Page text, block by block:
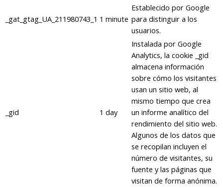
_gat_gtag_UA_211980743_1 1 minute
Establecido por Google
para distinguir a los
usuarios.
_gid 1 day
Instalada por Google
Analytics, la cookie _gid
almacena información
sobre cómo los visitantes
usan un sitio web, al
mismo tiempo que crea
un informe analítico del
rendimiento del sitio web.
Algunos de los datos que
se recopilan incluyen el
número de visitantes, su
fuente y las páginas que
visitan de forma anónima.